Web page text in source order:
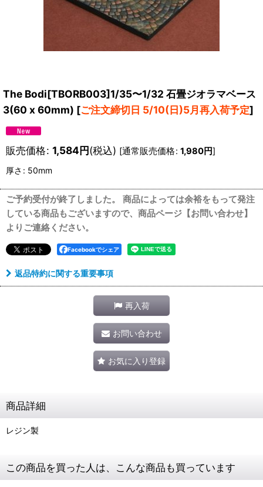
The Bodi[TBORB003]1/35〜1/32 石畳ジオラマベース
3(60 x 60mm) [ご注文締切日 5/10(日)5月再入荷予定]
販売価格: 1,584円(税込) [通常販売価格: 1,980円]
厚さ : 50mm
ご予約受付が終了しました。 商品によっては余裕をもって発注
している商品もございますので、商品ページ【お問い合わせ】
よりご連絡ください。
Facebookでシェア
返品特約に関する重要事項
再入荷
お問い合わせ
お気に入り登録
商品詳細
レジン製
この商品を買った人は、こんな商品も買っています